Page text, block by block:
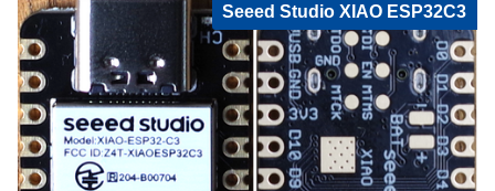
Seeed Studio XIAO ESP32C3